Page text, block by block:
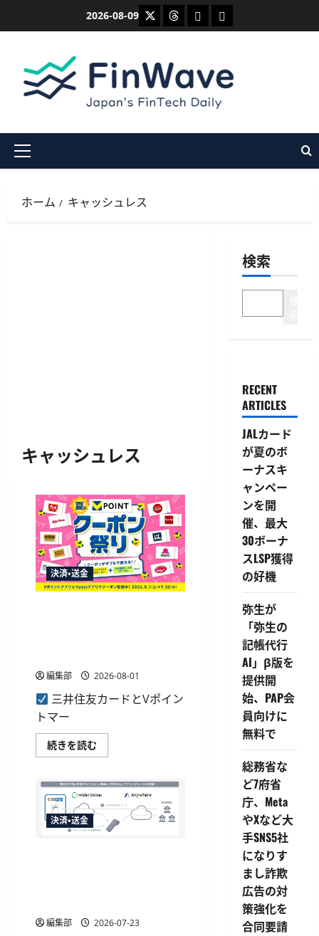
2026-08-09 X ThreadsBlueskyMastodon
メ
メ
ホーム キャッシュレス
キャッシュレス
決済・送金
編集部 2026-08-01
三井住友カードとVポイン
トマー
続きを読む
井
カ
ー
ド
ポ
大
決済・送金
編集部 2026-07-23
検索
RECENT
ARTICLES
JALカード
が夏のボ
ーナスキ
ャンペー
ンを開
催、最大
30ボーナ
スLSP獲得
の好機
弥生が
「弥生の
記帳代行
AI」β版を
提供開
始、PAP会
員向けに
無料で
総務省な
ど7府省
庁、Meta
やXなど大
手SNS5社
になりす
まし詐欺
広告の対
策強化を
合同要請